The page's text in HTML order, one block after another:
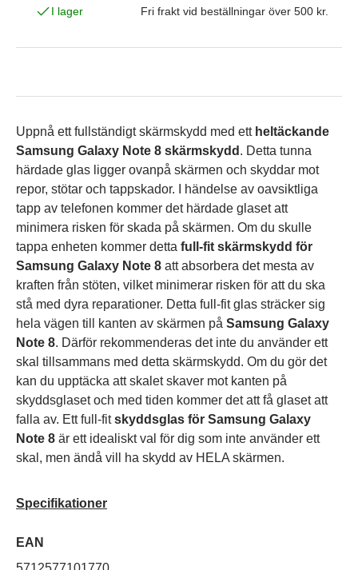
I lager Fri frakt vid beställningar över 500 kr.
Uppnå ett fullständigt skärmskydd med ett heltäckande
Samsung Galaxy Note 8 skärmskydd . Detta tunna
härdade glas ligger ovanpå skärmen och skyddar mot
repor, stötar och tappskador. I händelse av oavsiktliga
tapp av telefonen kommer det härdade glaset att
minimera risken för skada på skärmen. Om du skulle
tappa enheten kommer detta full-fit skärmskydd för
Samsung Galaxy Note 8 att absorbera det mesta av
kraften från stöten, vilket minimerar risken för att du ska
stå med dyra reparationer. Detta full-fit glas sträcker sig
hela vägen till kanten av skärmen på Samsung Galaxy
Note 8. Därför rekommenderas det inte du använder ett
skal tillsammans med detta skärmskydd. Om du gör det
kan du upptäcka att skalet skaver mot kanten på
skyddsglaset och med tiden kommer det att få glaset att
falla av. Ett full-fitskyddsglas för Samsung Galaxy
Note 8 är ett idealiskt val för dig som inte använder ett
skal, men ändå vill ha skydd av HELA skärmen.
Specifikationer
EAN